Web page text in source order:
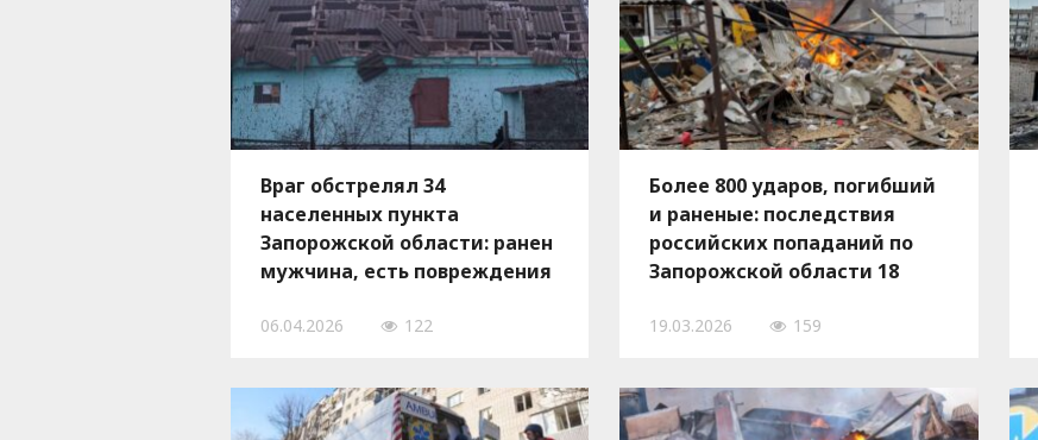
Враг обстрелял 34
населенных пункта
Запорожской области: ранен
мужчина, есть повреждения
06.04.2026 122
Более 800 ударов, погибший
и раненые: последствия
российских попаданий по
Запорожской области 18
19.03.2026 159